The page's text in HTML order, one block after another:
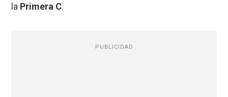
la Primera C.
PUBLICIDAD